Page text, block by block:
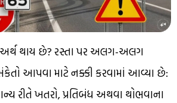
અર્થ થાય છે? રસ્તા પર અલગ-અલગ
આપવા માટે નક્કી કરવામાં આવ્યા છે:
રીતે ખતરો, પ્રતિબંધ અથવા થોભવાના